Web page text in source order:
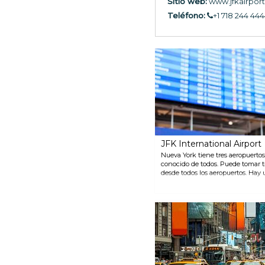
Teléfono:
+1 718 244
JFK International Airport
Nueva York tiene tres
conocido de todos. Puede
desde todos los aeropuertos.
Manhattan, pero también hay
AirTrain en la mayoría de los
Manhattan tarda
diferentes servicios de autobús.
opera tres líneas diferentes que
la misma que la del metro. El
autobuses de JFK a Grand
dura unos 60 minutos
en línea o en el mostrador de